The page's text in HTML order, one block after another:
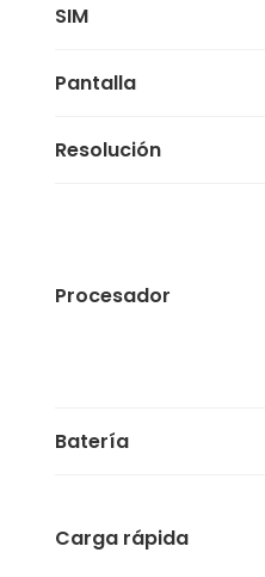
SIM
Pantalla
Resolución
Procesador
Batería
Carga rápida